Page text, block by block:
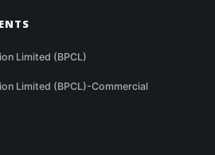
Limited (BPCL)
Limited (BPCL)-Commercial